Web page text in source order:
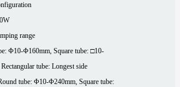
range
Φ10-Φ160mm, Square tube: □10-
tube: Longest side
tube: Φ10-Φ240mm, Square tube: